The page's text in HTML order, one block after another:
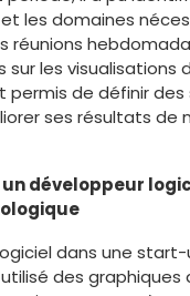
les domaines
réunions
sur les visualisations
permis de définir
ses résultats de
un développeur
dans une start-
des graphiques